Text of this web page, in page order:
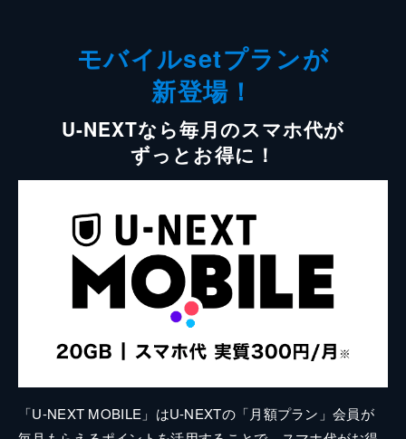
モバイルsetプランが
新登場！
U-NEXTなら毎月のスマホ代が
ずっとお得に！
「U-NEXT MOBILE」はU-NEXTの「月額プラン」会員が